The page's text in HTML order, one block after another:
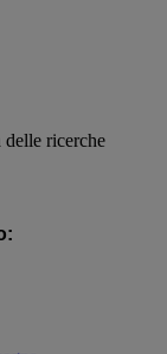
ricerche